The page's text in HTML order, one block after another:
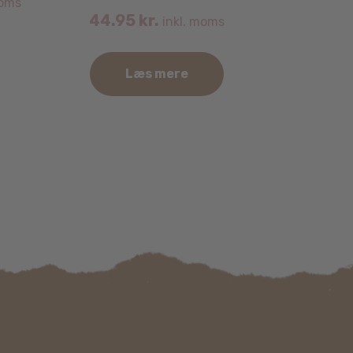
44.95 kr. inkl. moms
Læs mere